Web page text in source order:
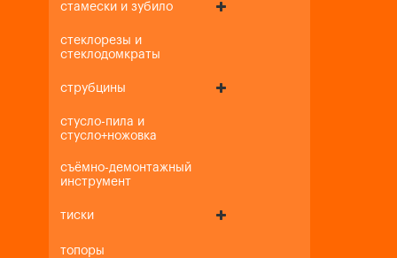
стамески и зубило
стеклорезы и
стеклодомкраты
струбцины
стусло-пила и
стусло+ножовка
съёмно-демонтажный
инструмент
тиски
топоры